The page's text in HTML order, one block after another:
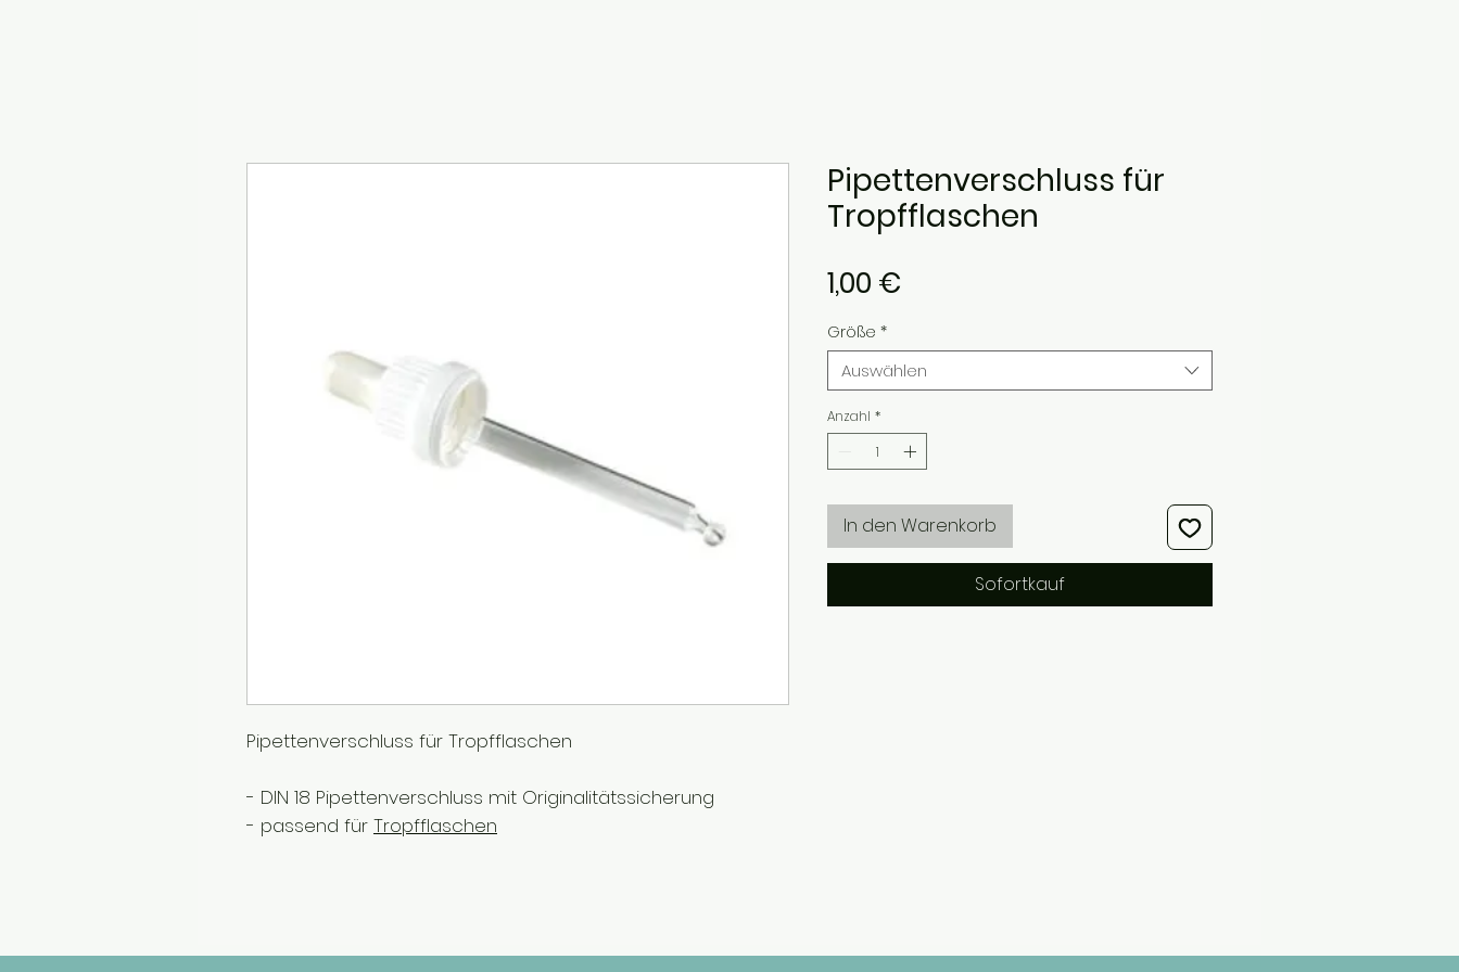
Pipettenverschluss für Tropfflaschen
- DIN 18 Pipettenverschluss mit Originalitätssicherung
- passend für Tropfflaschen
Pipettenverschluss für
Tropfflaschen
1,00 €
Größe *
Auswählen
Anzahl *
In den Warenkorb
Sofortkauf